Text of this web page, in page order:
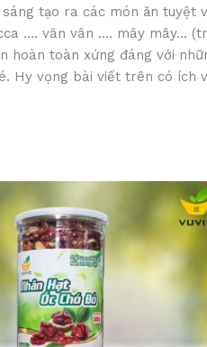
tạo ra các món ăn tuyệt
…. vân vân …. mây mây…
toàn xứng đáng với
Hy vọng bài viết trên có ích